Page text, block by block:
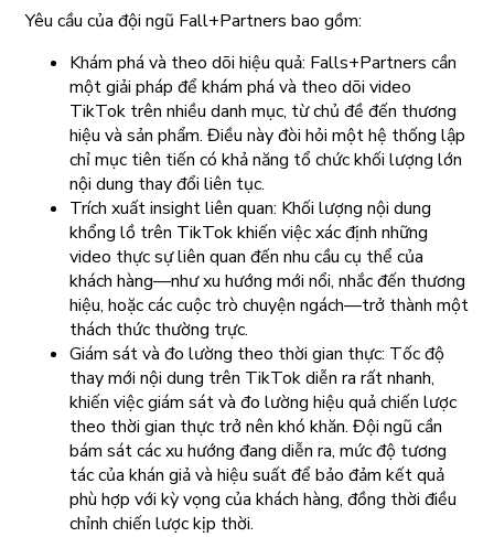
Yêu cầu của đội ngũ Fall+Partners bao gồm:
Khám phá và theo dõi hiệu quả: Falls+Partners cần
một giải pháp để khám phá và theo dõi video
TikTok trên nhiều danh mục, từ chủ đề đến thương
hiệu và sản phẩm. Điều này đòi hỏi một hệ thống lập
chỉ mục tiên tiến có khả năng tổ chức khối lượng lớn
nội dung thay đổi liên tục.
Trích xuất insight liên quan: Khối lượng nội dung
khổng lồ trên TikTok khiến việc xác định những
video thực sự liên quan đến nhu cầu cụ thể của
khách hàng—như xu hướng mới nổi, nhắc đến thương
hiệu, hoặc các cuộc trò chuyện ngách—trở thành một
thách thức thường trực.
Giám sát và đo lường theo thời gian thực: Tốc độ
thay mới nội dung trên TikTok diễn ra rất nhanh,
khiến việc giám sát và đo lường hiệu quả chiến lược
theo thời gian thực trở nên khó khăn. Đội ngũ cần
bám sát các xu hướng đang diễn ra, mức độ tương
tác của khán giả và hiệu suất để bảo đảm kết quả
phù hợp với kỳ vọng của khách hàng, đồng thời điều
chỉnh chiến lược kịp thời.